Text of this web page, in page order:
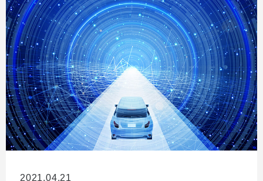
2021.04.21